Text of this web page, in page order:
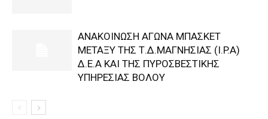
ΑΝΑΚΟΙΝΩΣΗ ΑΓΩΝΑ ΜΠΑΣΚΕΤ
ΜΕΤΑΞΥ ΤΗΣ Τ.Δ.ΜΑΓΝΗΣΙΑΣ (I.P.A)
Δ.Ε.Α KAI ΤΗΣ ΠΥΡΟΣΒΕΣΤΙΚΗΣ
ΥΠΗΡΕΣΙΑΣ ΒΟΛΟΥ